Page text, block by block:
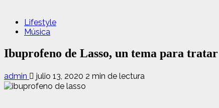
Lifestyle
Música
Ibuprofeno de Lasso, un tema para
admin julio 13, 2020 2 min de lectura